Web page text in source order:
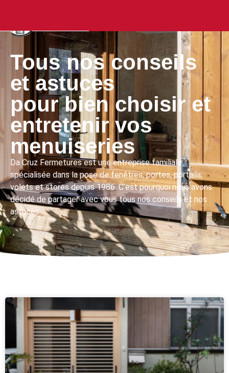
Tous nos conseils
et astuces
pour bien choisir et
entretenir vos
menuiseries
Da Cruz Fermetures est une entreprise familiale
spécialisée dans la pose de fenêtres, portes, portails,
volets et stores depuis 1986. C’est pourquoi nous avons
décidé de partager avec vous tous nos conseils et nos
astuces.